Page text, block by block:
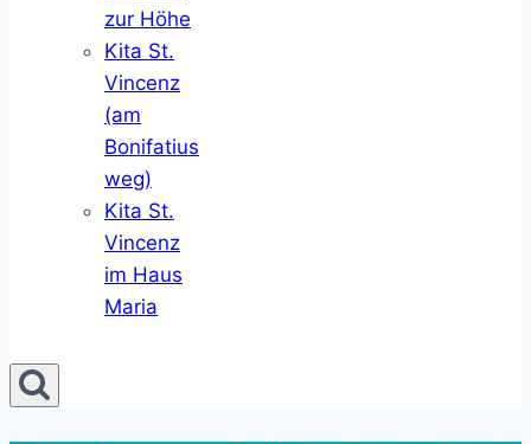
zur Höhe
Kita St.
Vincenz
(am
Bonifatius
weg)
Kita St.
Vincenz
im Haus
Maria